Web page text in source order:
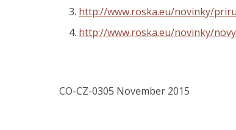
http://www.roska.eu/novinky/
http://www.roska.eu/novinky/
CO-CZ-0305 November 2015